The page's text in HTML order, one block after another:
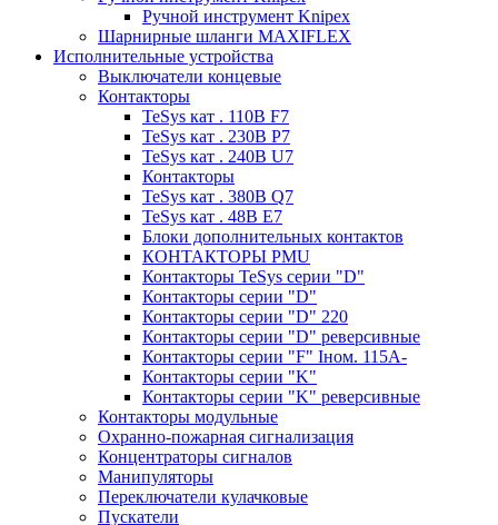
Ручной инструмент Knipex
Шарнирные шланги MAXIFLEX
Исполнительные устройства
Выключатели концевые
Контакторы
TeSys кат . 110В F7
TeSys кат . 230В P7
TeSys кат . 240В U7
Контакторы
TeSys кат . 380В Q7
TeSys кат . 48В E7
Блоки дополнительных контактов
КОНТАКТОРЫ PMU
Контакторы TeSys серии "D"
Контакторы серии "D"
Контакторы серии "D" 220
Контакторы серии "D" реверсивные
Контакторы серии "F" Iном. 115А-
Контакторы серии "K"
Контакторы серии "K" реверсивные
Контакторы модульные
Охранно-пожарная сигнализация
Концентраторы сигналов
Манипуляторы
Переключатели кулачковые
Пускатели